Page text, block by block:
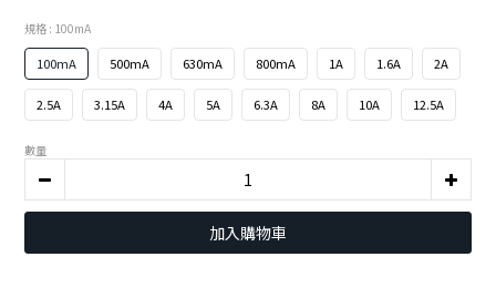
規格 : 100mA
100mA 500mA 630mA 800mA 1A 1.6A 2A
2.5A 3.15A 4A 5A 6.3A 8A 10A 12.5A
數量
加入購物車